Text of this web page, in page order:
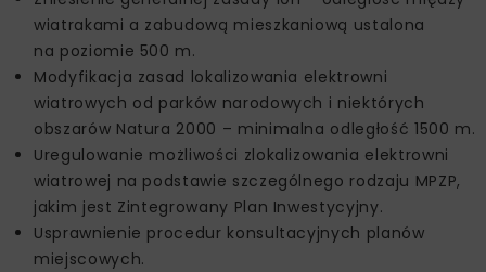
wiatrakami a zabudową mieszkaniową ustalona
na poziomie 500 m.
Modyfikacja zasad lokalizowania elektrowni
wiatrowych od parków narodowych i niektórych
obszarów Natura 2000 – minimalna odległość 1500 m.
Uregulowanie możliwości zlokalizowania elektrowni
wiatrowej na podstawie szczególnego rodzaju MPZP,
jakim jest Zintegrowany Plan Inwestycyjny.
Usprawnienie procedur konsultacyjnych planów
miejscowych.